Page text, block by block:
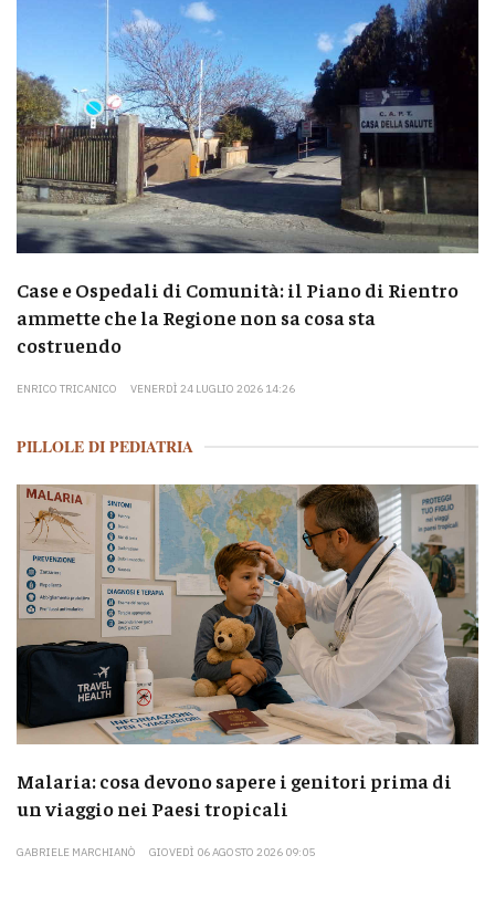
Case e Ospedali di Comunità: il Piano di Rientro
ammette che la Regione non sa cosa sta
costruendo
ENRICO TRICANICO VENERDÌ 24 LUGLIO 2026 14:26
PILLOLE DI PEDIATRIA
Malaria: cosa devono sapere i genitori prima di
un viaggio nei Paesi tropicali
GABRIELE MARCHIANÒ GIOVEDÌ 06 AGOSTO 2026 09:05